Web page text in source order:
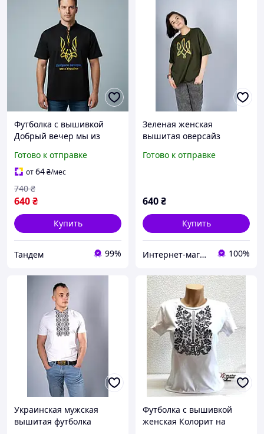
Футболка с вышивкой
Добрый вечер мы из
вышивка, футболка
вышиванка, футболка с
вышиванкой
Готово к отправке
от64₴/мес
640₴
740 ₴
Купить
Тандем 99%
Зеленая женская
вышитая оверсайз
символикой "Тризуб"
Готово к отправке
640₴
Купить
Интернет-магазин Family-tex 100%
Украинская мужская
вышитая футболка
Футболка с вышивкой
женская Колорит на